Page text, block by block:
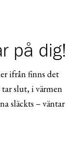
på dig!
ifrån finns det
slut, i värmen
släckts – väntar